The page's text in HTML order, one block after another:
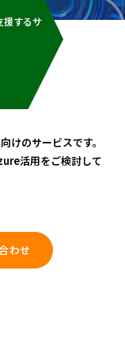
援するサ
けのサービスです。
活用をご検討して
わせ